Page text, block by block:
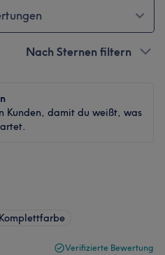
Nach Sternen filtern
Kunden, damit du weißt, was
Verifizierte Bewertung